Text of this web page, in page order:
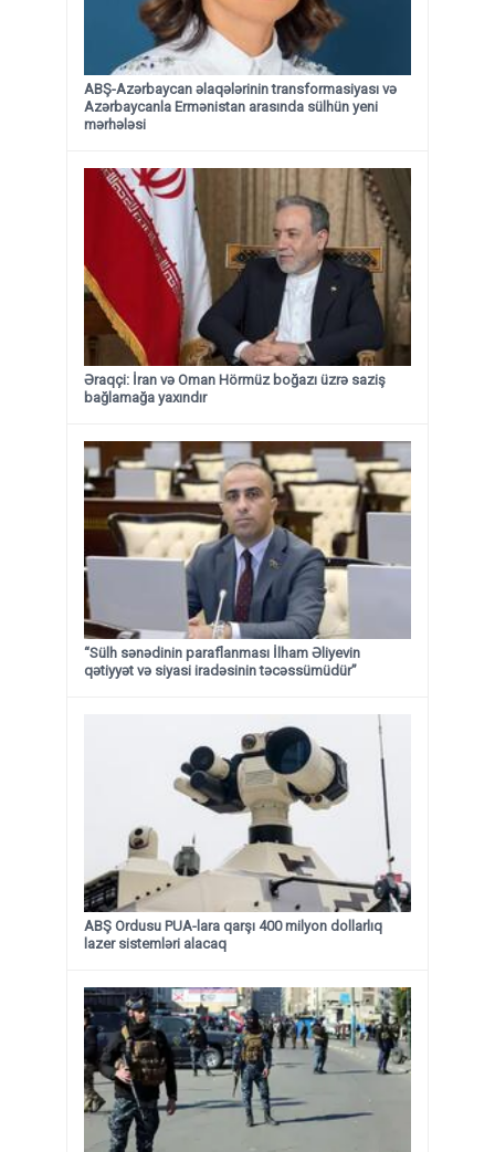
ABŞ-Azərbaycan əlaqələrinin transformasiyası və
Azərbaycanla Ermənistan arasında sülhün yeni
mərhələsi
Əraqçi: İran və Oman Hörmüz boğazı üzrə saziş
bağlamağa yaxındır
“Sülh sənədinin paraflanması İlham Əliyevin
qətiyyət və siyasi iradəsinin təcəssümüdür”
ABŞ Ordusu PUA-lara qarşı 400 milyon dollarlıq
lazer sistemləri alacaq